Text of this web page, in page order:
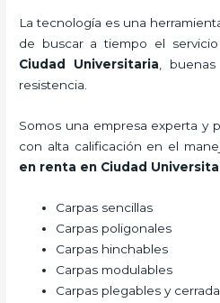
La tecnología es una
de buscar a tiempo el
Ciudad Universitaria, buenas
resistencia.
Somos una empresa experta y
con alta calificación en el
en renta en Ciudad
Carpas sencillas
Carpas poligonales
Carpas hinchables
Carpas modulables
Carpas plegables y